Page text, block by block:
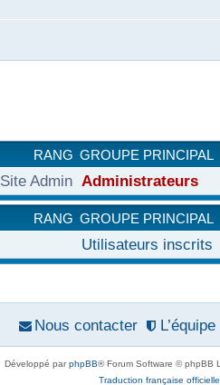
RANG GROUPE PRINCIPAL
Site Admin Administrateurs
RANG GROUPE PRINCIPAL
Utilisateurs inscrits
L’équipe
Nous contacter
Développé parphpBB® Forum Software © phpBB
Traduction française officielle